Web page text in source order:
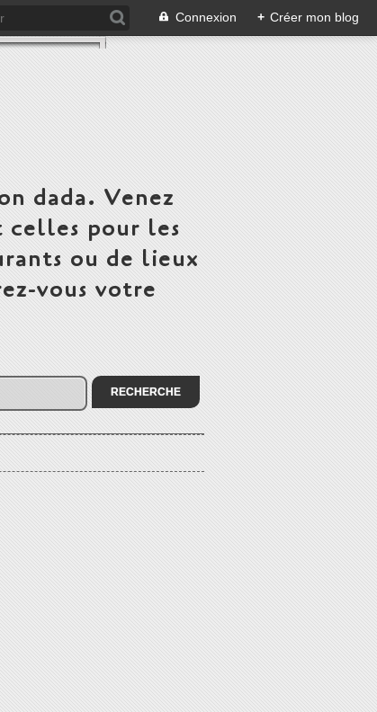
Connexion + Créer mon blog
dada. Venez
celles pour les
ou de lieux
vous votre